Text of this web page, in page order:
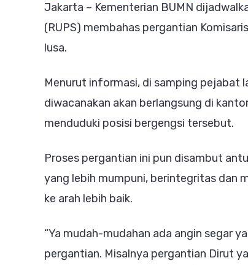
Jakarta – Kementerian BUMN
(RUPS) membahas pergantian
lusa.
Menurut informasi, di samping pejabat
diwacanakan akan berlangsung di
menduduki posisi bergengsi tersebut.
Proses pergantian ini pun disambut
yang lebih mumpuni, berintegritas dan
ke arah lebih baik.
“Ya mudah-mudahan ada angin segar
pergantian. Misalnya pergantian Dirut